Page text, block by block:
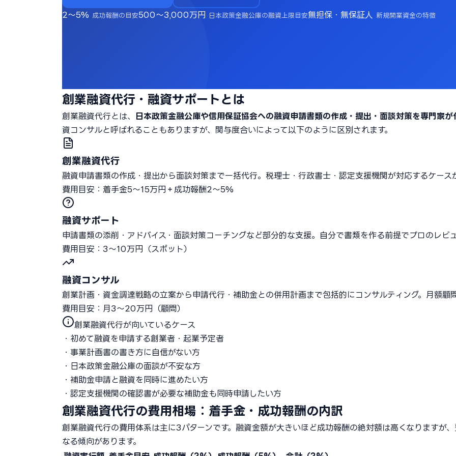
2〜5% 成功報酬の目安500〜3,000万円 日本政策金融公庫の融資上限目安無担保・無保証人 新規開業資金の特徴
創業融資代行・融資サポートとは
創業融資代行とは、
日本政策金融公庫や信用保証協会への融資申請書類の作成・提出・面談対策を専門家
資コンサルと呼ばれることもありますが、関与度合いによって以下のように区別されます。
創業融資代行
融資申請書類の作成・提出から面談対策まで一括代行。税理士・行政書士・認定支援機関が対応するケース
費用目安：着手金5〜15万円＋成功報酬2〜5%
融資サポート
申請書類の添削・アドバイス・面談対策コーチングなど部分的な支援。自分で書類を作る前提でプロのレビ
費用目安：3〜10万円（スポット）
融資コンサル
創業計画・資金調達戦略の立案から申請代行・補助金との併用計画まで包括的にコンサルティング。月額顧
費用目安：月3〜20万円（顧問）
創業融資代行が向いているケース
・初めて融資を申請する創業者・起業予定者
・事業計画書の書き方に自信がない方
・日本政策金融公庫の面談が不安な方
・補助金申請と融資を同時に進めたい方
・認定支援機関の確認書が必要な補助金も同時申請したい方
創業融資代行の費用相場：着手金・成功報酬の内訳
創業融資代行の費用体系は主に3パターンです。融資金額が大きいほど成功報酬の絶対額は高くなりますが
なる傾向があります。